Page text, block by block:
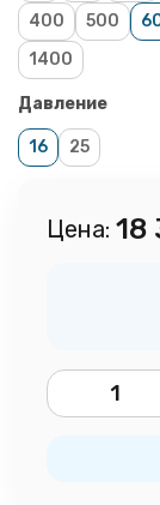
400
500
1400
Давление
16 25
Цена: 18